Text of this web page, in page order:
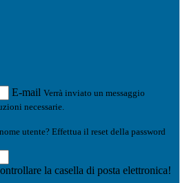
E-mail Verrà inviato un messaggio
necessarie.
utente? Effettua il reset della password
la casella di posta elettronica!